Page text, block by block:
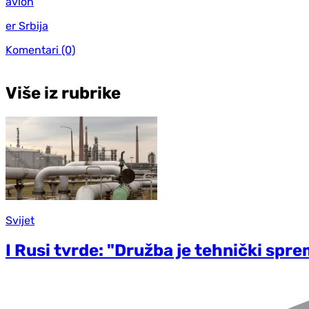
er Srbija
Komentari (0)
Više iz rubrike
Svijet
I Rusi tvrde: "Družba je tehnički